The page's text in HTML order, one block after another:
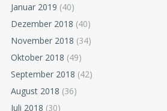
Januar 2019 (40)
Dezember 2018 (40)
November 2018 (34)
Oktober 2018 (49)
September 2018 (42)
August 2018 (36)
Juli 2018 (30)